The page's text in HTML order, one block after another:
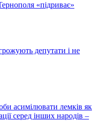
«підриває»
депутати і не
асимілювати лемків як
серед інших народів –